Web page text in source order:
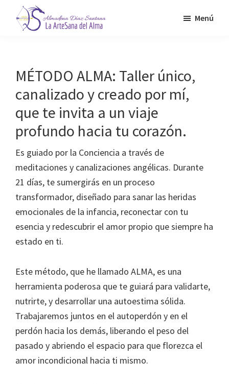
Saltar
del
Alma
Menú
MÉTODO ALMA: Taller único,
canalizado y creado por mí,
que te invita a un viaje
profundo hacia tu corazón.
Es guiado por la Conciencia a través de
meditaciones y canalizaciones angélicas. Durante
21 días, te sumergirás en un proceso
transformador, diseñado para sanar las heridas
emocionales de la infancia, reconectar con tu
esencia y redescubrir el amor propio que siempre ha
estado en ti.
Este método, que he llamado ALMA, es una
herramienta poderosa que te guiará para validarte,
nutrirte, y desarrollar una autoestima sólida.
Trabajaremos juntos en el autoperdón y en el
perdón hacia los demás, liberando el peso del
pasado y abriendo el espacio para que florezca el
amor incondicional hacia ti mismo.